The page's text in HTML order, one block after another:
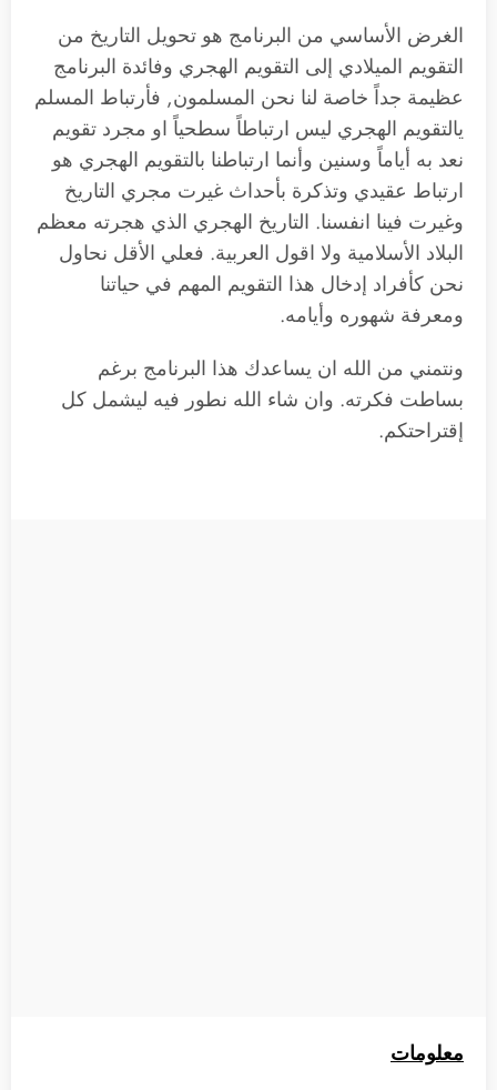
الغرض الأساسي من البرنامج هو تحويل التاريخ من
التقويم الميلادي إلى التقويم الهجري وفائدة البرنامج
عظيمة جداً خاصة لنا نحن المسلمون, فأرتباط المسلم
يالتقويم الهجري ليس ارتباطاً سطحياً او مجرد تقويم
نعد به أياماً وسنين وأنما ارتباطنا بالتقويم الهجري هو
ارتباط عقيدي وتذكرة بأحداث غيرت مجري التاريخ
وغيرت فينا انفسنا. التاريخ الهجري الذي هجرته معظم
البلاد الأسلامية ولا اقول العربية. فعلي الأقل نحاول
نحن كأفراد إدخال هذا التقويم المهم في حياتنا
ومعرفة شهوره وأيامه.
ونتمني من الله ان يساعدك هذا البرنامج برغم
بساطت فكرته. وان شاء الله نطور فيه ليشمل كل
إقتراحتكم.
معلومات